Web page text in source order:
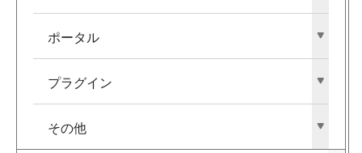
ポータル
プラグイン
その​他